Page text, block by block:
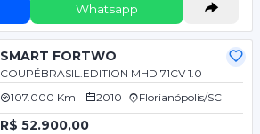
Whatsapp
SMART FORTWO
COUPÉBRASIL.EDITION MHD 71CV 1.0
107.000 Km
2010 Florianópolis/SC
R$ 52.900,00